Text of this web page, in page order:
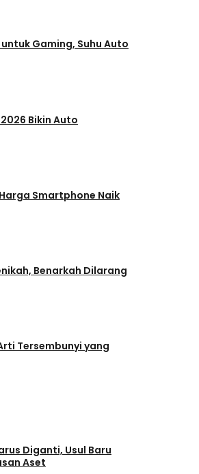
Gaming, Suhu Auto
Bikin Auto
Smartphone Naik
Benarkah Dilarang
Tersembunyi yang
Diganti, Usul Baru
Aset